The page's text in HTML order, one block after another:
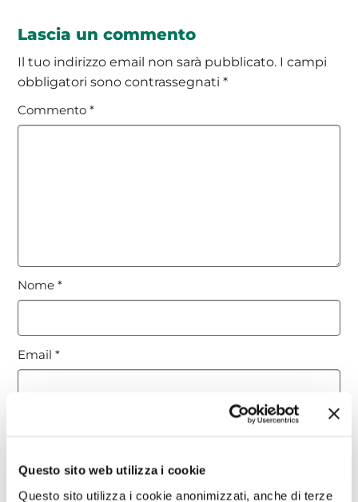
Questo sito web utilizza i cookie
Questo sito utilizza i cookie anonimizzati, anche di terze
Lascia un commento
Il tuo indirizzo email non sarà pubblicato. I campi
obbligatori sono contrassegnati*
Commento*
Nome*
Email*
Questo sito è protetto da reCAPTCHA, ed è soggetto alla